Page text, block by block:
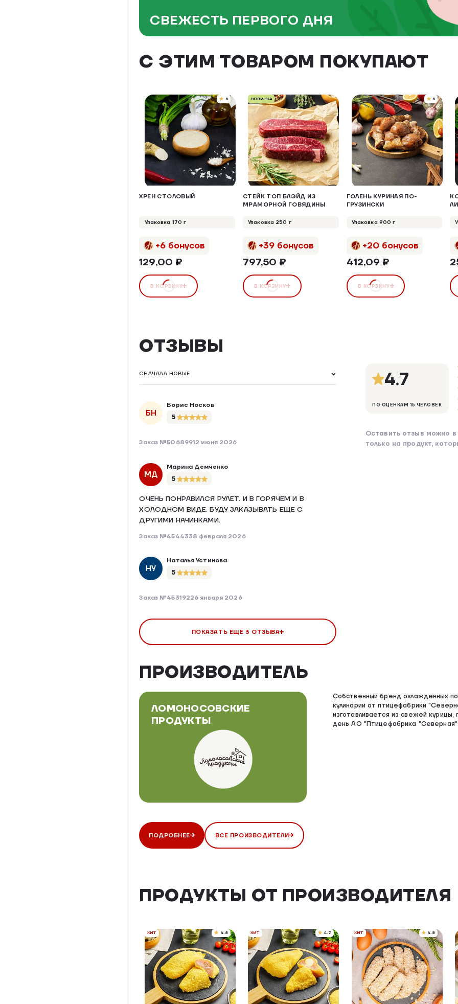
СВЕЖЕСТЬ ПЕРВОГО ДНЯ
С ЭТИМ ТОВАРОМ ПОКУПАЮТ
5
ХРЕН СТОЛОВЫЙ
Упаковка 170 г
+6 бонусов
129,00 ₽
В КОРЗИНУ
НОВИНКА
СТЕЙК ТОП БЛЭЙД ИЗ
МРАМОРНОЙ ГОВЯДИНЫ
Упаковка 250 г
+39 бонусов
797,50 ₽
В КОРЗИНУ
5
ГОЛЕНЬ КУРИНАЯ ПО-
ГРУЗИНСКИ
Упаковка 900 г
+20 бонусов
412,09 ₽
В КОРЗИНУ
ОТЗЫВЫ
СНАЧАЛА НОВЫЕ
БН
Борис Носков
5
Заказ №50689912 июня 2026
МД
Марина Демченко
5
ОЧЕНЬ ПОНРАВИЛСЯ РУЛЕТ. И В ГОРЯЧЕМ И В
ХОЛОДНОМ ВИДЕ. БУДУ ЗАКАЗЫВАТЬ ЕЩЕ С
ДРУГИМИ НАЧИНКАМИ.
Заказ №4544338 февраля 2026
НУ
Наталья Устинова
5
Заказ №45319226 января 2026
ПОКАЗАТЬ ЕЩЕ 3 ОТЗЫВА
4.7
ПО ОЦЕНКАМ 15 ЧЕЛОВЕК
Оставить отзыв можно в
только на продукт,
ПРОИЗВОДИТЕЛЬ
ЛОМОНОСОВСКИЕ
ПРОДУКТЫ
ПОДРОБНЕЕ ВСЕ ПРОИЗВОДИТЕЛИ
Собственный бренд охлажденных
кулинарии от птицефабрики
изготавливается из свежей курицы,
день АО "Птицефабрика "Северная".
ПРОДУКТЫ ОТ ПРОИЗВОДИТЕЛЯ
ХИТ 4.8 ХИТ 4.7 ХИТ 4.8